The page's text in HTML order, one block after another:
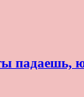
падаешь,